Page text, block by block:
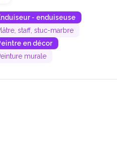
- enduiseuse
staff, stuc-marbre
en décor
murale